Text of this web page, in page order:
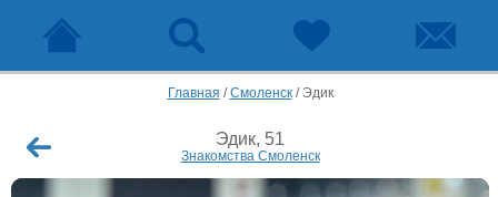
Главная /Смоленск/ Эдик
Эдик, 51
Знакомства Смоленск